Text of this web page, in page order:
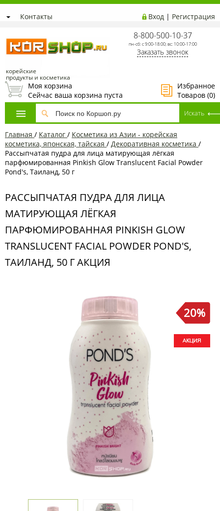
Контакты Вход | Регистрация
корейские
продукты и косметика
8-800-500-10-37
пн-сб: с 9:00-18:00; вс: 10:00-17:00
Заказать звонок
Избранное
Товаров (0)
Моя корзина
Сейчас ваша корзина пуста
Главная / Каталог / Косметика из Азии - корейская
косметика, японская, тайская / Декоративная косметика /
Рассыпчатая пудра для лица матирующая лёгкая
парфюмированная Pinkish Glow Translucent Facial Powder
Pond's, Таиланд, 50 г
РАССЫПЧАТАЯ ПУДРА ДЛЯ ЛИЦА
МАТИРУЮЩАЯ ЛЁГКАЯ
ПАРФЮМИРОВАННАЯ PINKISH GLOW
TRANSLUCENT FACIAL POWDER POND'S,
ТАИЛАНД, 50 Г АКЦИЯ
20%